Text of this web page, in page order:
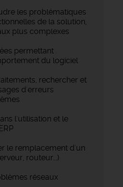
les problématiques
de la solution,
plus complexes
permettant
du logiciel
rechercher et
d'erreurs
l'utilisation et le
le remplacement d'un
routeur...)
réseaux